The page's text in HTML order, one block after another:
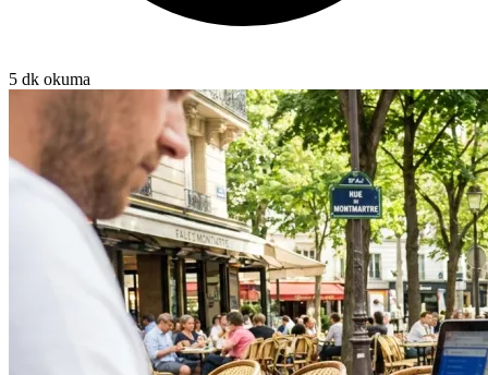
5 dk okuma